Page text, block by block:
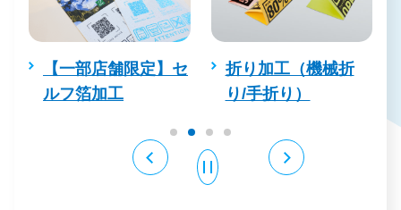
【一部店舗限定】セ
ルフ箔加工
折り加工（機械折
り/手折り）